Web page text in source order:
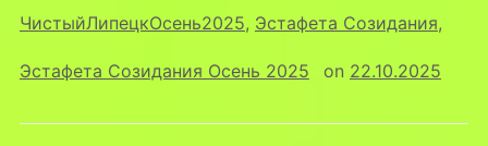
ЧистыйЛипецкОсень2025, Эстафета Созидания,
Эстафета Созидания Осень 2025 on 22.10.2025